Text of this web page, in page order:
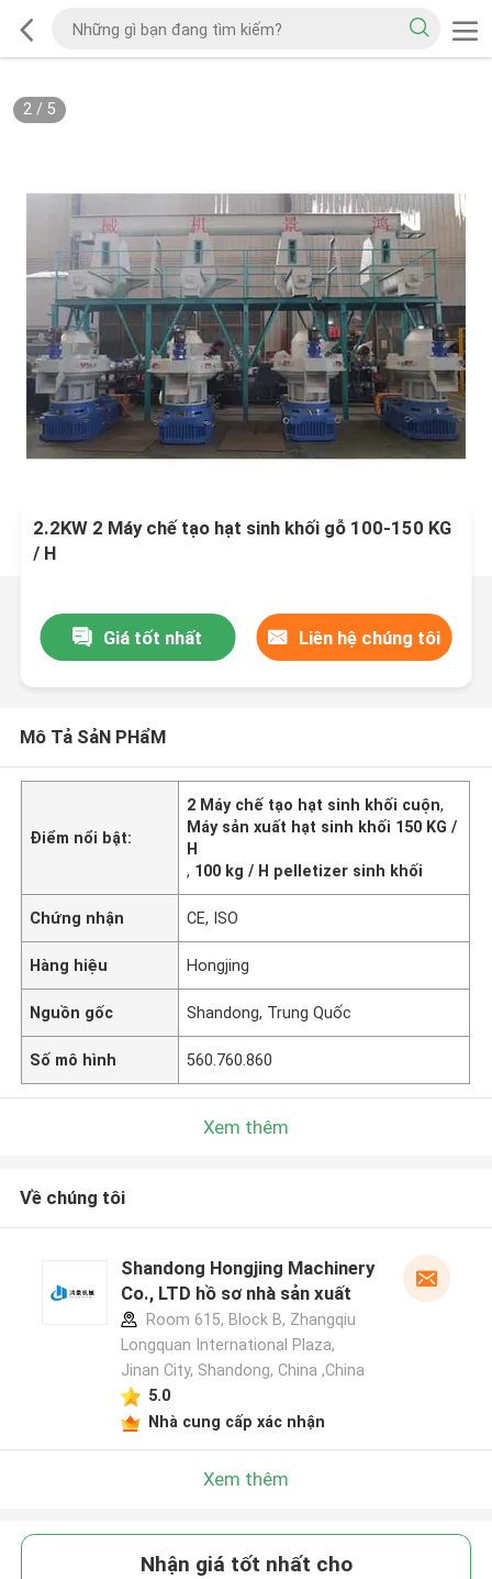
2/ 5
2.2KW 2 Máy chế tạo hạt sinh khối gỗ 100-150 KG
/ H
Giá tốt nhất Liên hệ chúng tôi
Mô Tả SảN PHẩM
Điểm nổi bật:
2 Máy chế tạo hạt sinh khối cuộn,
Máy sản xuất hạt sinh khối 150 KG /
H
, 100 kg / H pelletizer sinh khối
Chứng nhận CE, ISO
Hàng hiệu Hongjing
Nguồn gốc Shandong, Trung Quốc
Số mô hình 560.760.860
Xem thêm
Về chúng tôi
Shandong Hongjing Machinery
Co., LTD hồ sơ nhà sản xuất
Room 615, Block B, Zhangqiu
Longquan International Plaza,
Jinan City, Shandong, China ,China
5.0
Nhà cung cấp xác nhận
Xem thêm
Nhận giá tốt nhất cho